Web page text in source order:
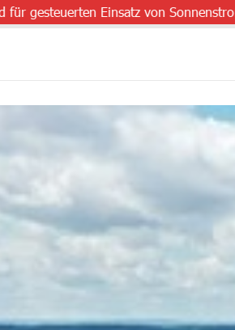
Einsatz von Sonnenstrom